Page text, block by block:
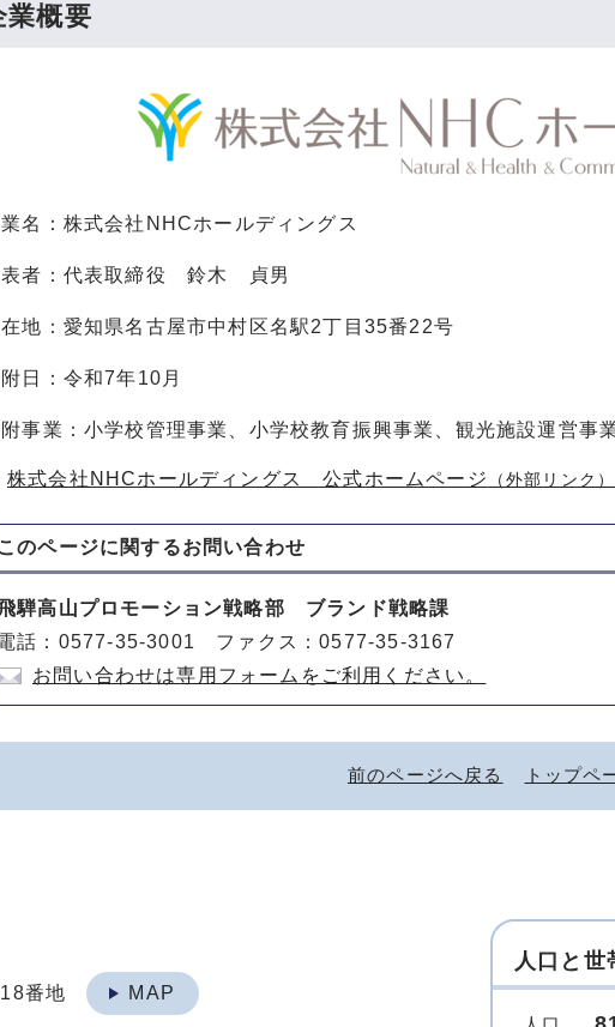
業概要
名：株式会社NHCホールディングス
者：代表取締役 鈴木 貞男
在地：愛知県名古屋市中村区名駅2丁目35番22号
日：令和7年10月
事業：小学校管理事業、小学校教育振興事業、観光施設運営事
株式会社NHCホールディングス 公式ホームページ （外部リンク）
このページに関するお問い合わせ
騨高山プロモーション戦略部 ブランド戦略課
話：0577-35-3001 ファクス：0577-35-3167
お問い合わせは専用フォームをご利用ください。
前のページへ戻る トップペ
18番地 MAP
人口と世